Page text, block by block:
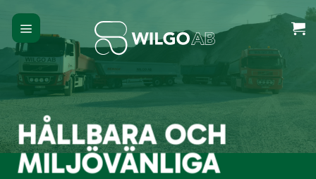
content
HÅLLBARA OCH
MILJÖVÄNLIGA